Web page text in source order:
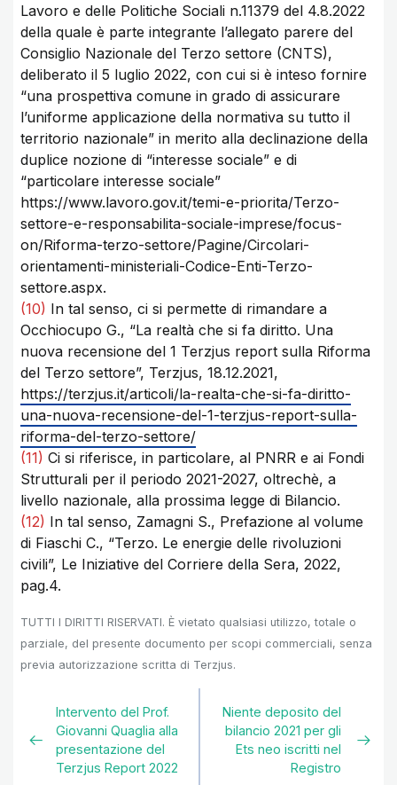
Lavoro e delle Politiche Sociali n.11379 del 4.8.2022
della quale è parte integrante l’allegato parere del
Consiglio Nazionale del Terzo settore (CNTS),
deliberato il 5 luglio 2022, con cui si è inteso fornire
“una prospettiva comune in grado di assicurare
l’uniforme applicazione della normativa su tutto il
territorio nazionale” in merito alla declinazione della
duplice nozione di “interesse sociale” e di
“particolare interesse sociale”
https://www.lavoro.gov.it/temi-e-priorita/Terzo-
settore-e-responsabilita-sociale-imprese/focus-
on/Riforma-terzo-settore/Pagine/Circolari-
orientamenti-ministeriali-Codice-Enti-Terzo-
settore.aspx.
(10) In tal senso, ci si permette di rimandare a
Occhiocupo G., “La realtà che si fa diritto. Una
nuova recensione del 1 Terzjus report sulla Riforma
del Terzo settore”, Terzjus, 18.12.2021,
https://terzjus.it/articoli/la-realta-che-si-fa-diritto-
una-nuova-recensione-del-1-terzjus-report-sulla-
riforma-del-terzo-settore/
(11) Ci si riferisce, in particolare, al PNRR e ai Fondi
Strutturali per il periodo 2021-2027, oltrechè, a
livello nazionale, alla prossima legge di Bilancio.
(12) In tal senso, Zamagni S., Prefazione al volume
di Fiaschi C., “Terzo. Le energie delle rivoluzioni
civili”, Le Iniziative del Corriere della Sera, 2022,
pag.4.
TUTTI I DIRITTI RISERVATI. È vietato qualsiasi utilizzo, totale o
parziale, del presente documento per scopi commerciali, senza
previa autorizzazione scritta di Terzjus.
Intervento del Prof.
Giovanni Quaglia alla
presentazione del
Terzjus Report 2022
Niente deposito del
bilancio 2021 per gli
Ets neo iscritti nel
Registro